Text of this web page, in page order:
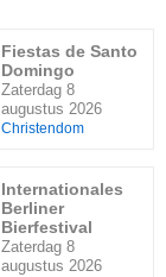
Fiestas de Santo
Domingo
Zaterdag 8
augustus 2026
Christendom
Internationales
Berliner
Bierfestival
Zaterdag 8
augustus 2026